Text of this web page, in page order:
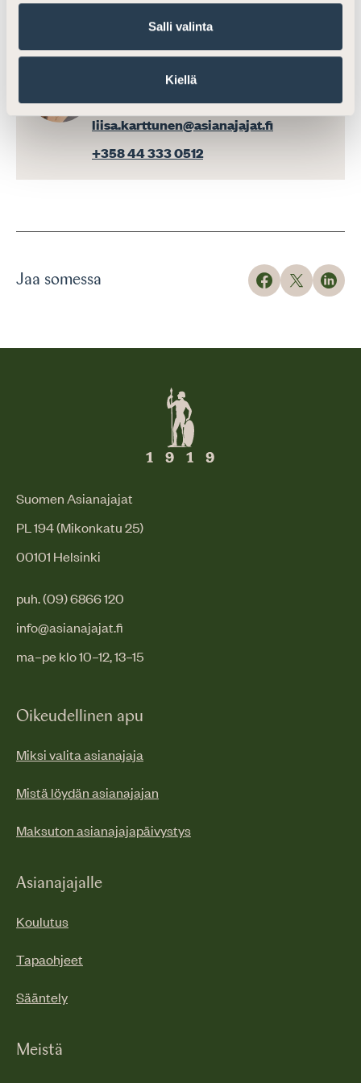
Salli valinta
Kiellä
liisa.karttunen@asianajajat.fi
+358 44 333 0512
Jaa somessa
Suomen Asianajajat
PL 194 (Mikonkatu 25)
00101 Helsinki
puh. (09) 6866 120
info@asianajajat.fi
ma–pe klo 10–12, 13–15
Oikeudellinen apu
Miksi valita asianajaja
Mistä löydän asianajajan
Maksuton asianajajapäivystys
Asianajajalle
Koulutus
Tapaohjeet
Sääntely
Meistä